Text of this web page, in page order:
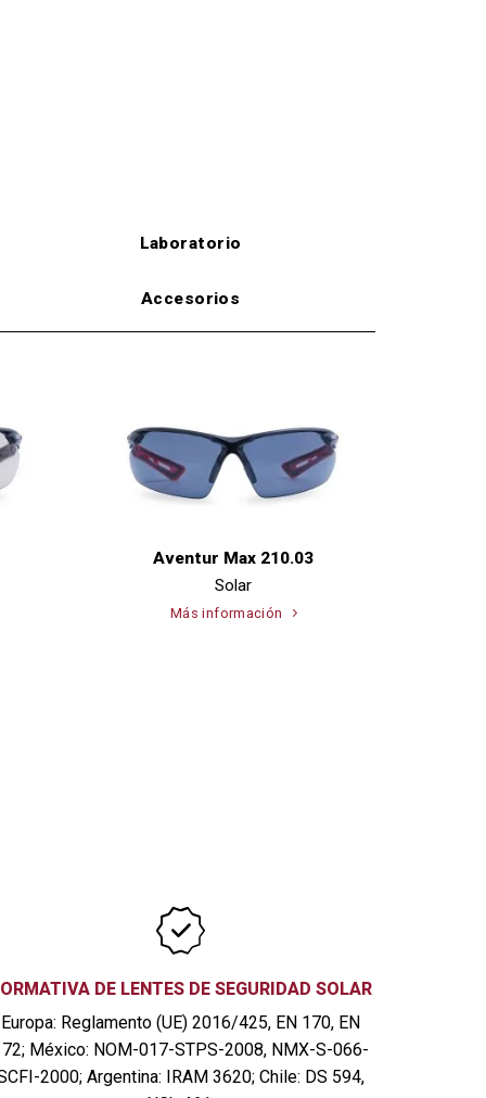
Laboratorio
Accesorios
Aventur Max 210.03
Solar
Más información
DE LENTES DE SEGURIDAD SOLAR
Europa: Reglamento (UE) 2016/425, EN 170, EN
México: NOM-017-STPS-2008, NMX-S-066-
2000; Argentina: IRAM 3620; Chile: DS 594,